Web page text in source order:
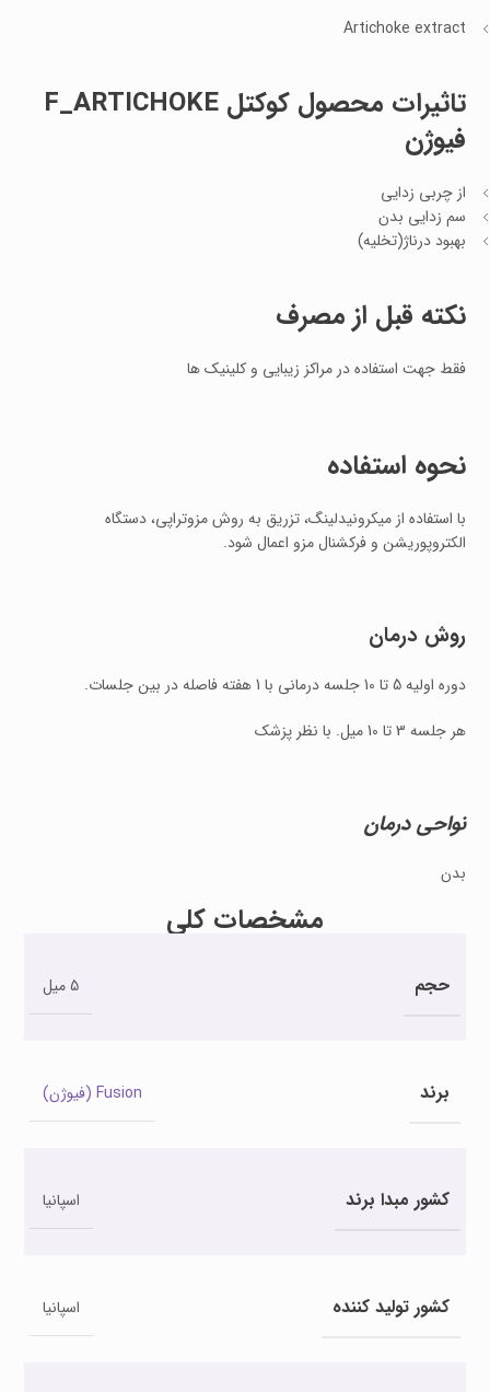
Artichoke extract
تاثیرات محصول کوکتل F_ARTICHOKE
فیوژن
از چربی زدایی
سم زدایی بدن
بهبود درناژ(تخلیه)
نکته قبل از مصرف
فقط جهت استفاده در مراکز زیبایی و کلینیک ها
نحوه استفاده
با استفاده از میکرونیدلینگ، تزریق به روش مزوتراپی، دستگاه
الکتروپوریشن و فرکشنال مزو اعمال شود.
روش درمان
دوره اولیه 5 تا 10 جلسه درمانی با 1 هفته فاصله در بین جلسات.
هر جلسه 3 تا 10 میل. با نظر پزشک
نواحی درمان
بدن
مشخصات کلی
حجم 5 میل
برند Fusion (فیوژن)
کشور مبدا برند اسپانیا
کشور تولید کننده اسپانیا